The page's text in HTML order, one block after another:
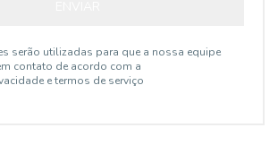
serão utilizadas para que a nossa equipe
contato de acordo com a
e termos de serviço